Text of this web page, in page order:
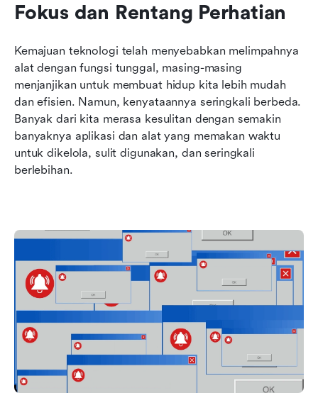
Fokus dan Rentang Perhatian
Kemajuan teknologi telah menyebabkan melimpahnya
alat dengan fungsi tunggal, masing-masing
menjanjikan untuk membuat hidup kita lebih mudah
dan efisien. Namun, kenyataannya seringkali berbeda.
Banyak dari kita merasa kesulitan dengan semakin
banyaknya aplikasi dan alat yang memakan waktu
untuk dikelola, sulit digunakan, dan seringkali
berlebihan.